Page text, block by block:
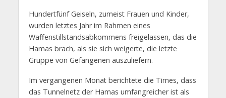
Hundertfünf Geiseln, zumeist Frauen und Kinder,
wurden letztes Jahr im Rahmen eines
Waffenstillstandsabkommens freigelassen, das die
Hamas brach, als sie sich weigerte, die letzte
Gruppe von Gefangenen auszuliefern.
Im vergangenen Monat berichtete die Times, dass
das Tunnelnetz der Hamas umfangreicher ist als